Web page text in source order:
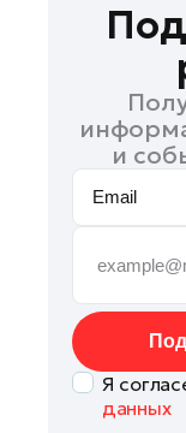
и
Email
Я
данных